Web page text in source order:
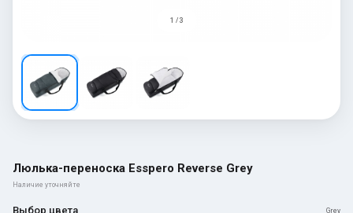
1 / 3
Люлька-переноска Esspero Reverse Grey
Наличие уточняйте
Выбор цвета Grey